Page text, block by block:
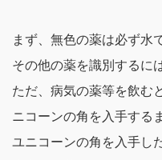
まず、無色の薬は必ず水
その他の薬を識別するに
ただ、病気の薬等を飲む
ニコーンの角を入手する
ユニコーンの角を入手し